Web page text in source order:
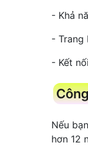
- Khả
- Trang
- Kết
Nếu
hơn 12